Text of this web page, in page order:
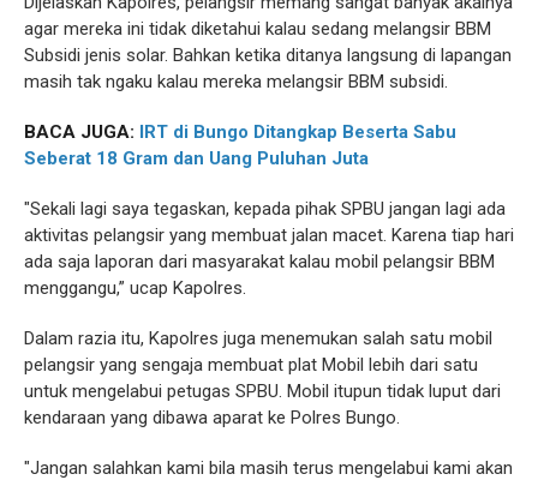
agar mereka ini tidak diketahui kalau sedang melangsir BBM
Subsidi jenis solar. Bahkan ketika ditanya langsung di lapangan
masih tak ngaku kalau mereka melangsir BBM subsidi.
BACA JUGA: IRT di Bungo Ditangkap Beserta Sabu
Seberat 18 Gram dan Uang Puluhan Juta
"Sekali lagi saya tegaskan, kepada pihak SPBU jangan lagi ada
aktivitas pelangsir yang membuat jalan macet. Karena tiap hari
ada saja laporan dari masyarakat kalau mobil pelangsir BBM
menggangu,” ucap Kapolres.
Dalam razia itu, Kapolres juga menemukan salah satu mobil
pelangsir yang sengaja membuat plat Mobil lebih dari satu
untuk mengelabui petugas SPBU. Mobil itupun tidak luput dari
kendaraan yang dibawa aparat ke Polres Bungo.
"Jangan salahkan kami bila masih terus mengelabui kami akan